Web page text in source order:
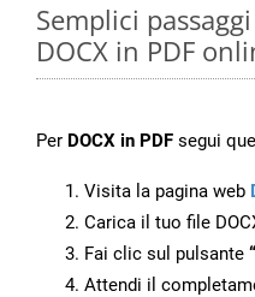
Semplici
DOCX in PDF
Per DOCX in PDF segui
Visita la pagina web
Carica il tuo file
Fai clic sul pulsante
Attendi il